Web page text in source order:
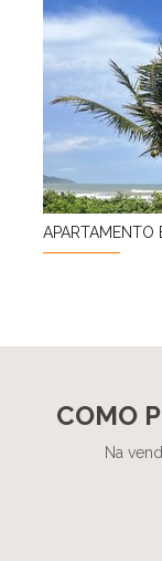
APARTAMENTO
COMO
Na